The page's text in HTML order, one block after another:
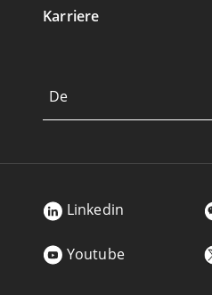
Karriere
De
Linkedin
Youtube